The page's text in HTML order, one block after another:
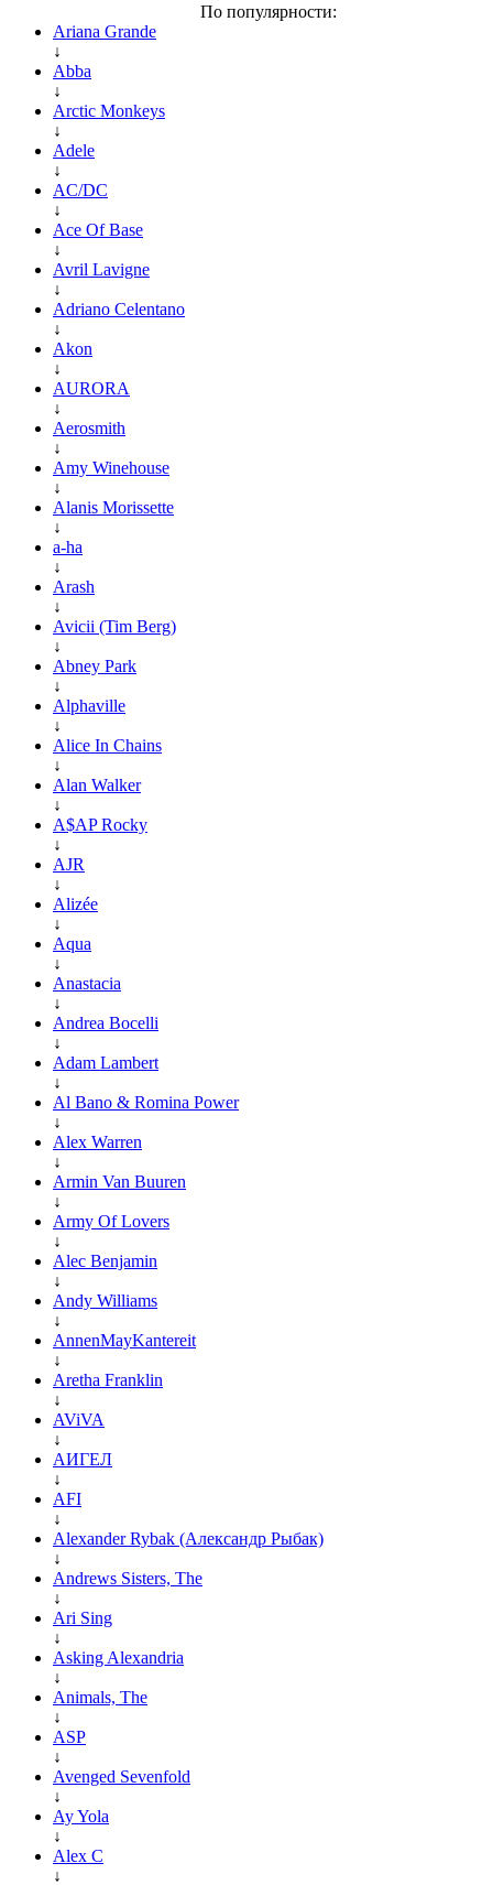
По популярности:
Ariana Grande
↓
Abba
↓
Arctic Monkeys
↓
Adele
↓
AC/DC
↓
Ace Of Base
↓
Avril Lavigne
↓
Adriano Celentano
↓
Akon
↓
AURORA
↓
Aerosmith
↓
Amy Winehouse
↓
Alanis Morissette
↓
a-ha
↓
Arash
↓
Avicii (Tim Berg)
↓
Abney Park
↓
Alphaville
↓
Alice In Chains
↓
Alan Walker
↓
A$AP Rocky
↓
AJR
↓
Alizée
↓
Aqua
↓
Anastacia
↓
Andrea Bocelli
↓
Adam Lambert
↓
Al Bano & Romina Power
↓
Alex Warren
↓
Armin Van Buuren
↓
Army Of Lovers
↓
Alec Benjamin
↓
Andy Williams
↓
AnnenMayKantereit
↓
Aretha Franklin
↓
AViVA
↓
АИГЕЛ
↓
AFI
↓
Alexander Rybak (Александр Рыбак)
↓
Andrews Sisters, The
↓
Ari Sing
↓
Asking Alexandria
↓
Animals, The
↓
ASP
↓
Avenged Sevenfold
↓
Ay Yola
↓
Alex C
↓